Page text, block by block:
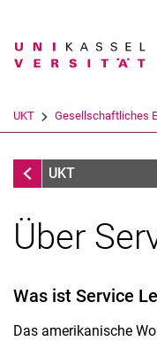
Suchbegriff
UKT Gesellschaftliches
Gesellschaftliches
UKT
Über
Was ist Service
Das amerikanische